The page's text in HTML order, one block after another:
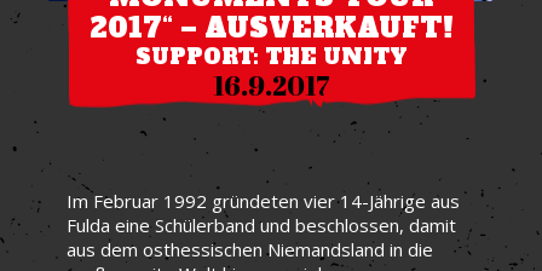
2017“ – AUSVERKAUFT!
SUPPORT: THE UNITY
16.9.2017
Im Februar 1992 gründeten vier 14-Jährige aus
Fulda eine Schülerband und beschlossen, damit
aus dem osthessischen Niemandsland in die